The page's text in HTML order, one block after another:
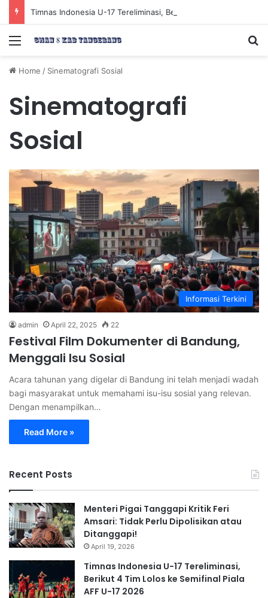
Menu
Home / Sinematografi Sosial
Sinematografi
Sosial
Informasi Terkini
admin April 22, 2025 22
Festival Film Dokumenter di Bandung,
Menggali Isu Sosial
Acara tahunan yang digelar di Bandung ini telah menjadi wadah
bagi masyarakat untuk memahami isu-isu sosial yang relevan.
Dengan menampilkan…
Read More »
Recent Posts
Menteri Pigai Tanggapi Kritik Feri
Amsari: Tidak Perlu Dipolisikan atau
Ditanggapi!
April 19, 2026
Timnas Indonesia U-17 Tereliminasi,
Berikut 4 Tim Lolos ke Semifinal Piala
AFF U-17 2026